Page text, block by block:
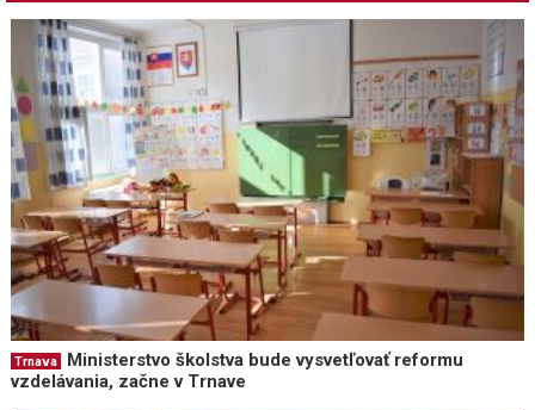
Trnava
Ministerstvo školstva bude vysvetľovať reformu
vzdelávania, začne v Trnave